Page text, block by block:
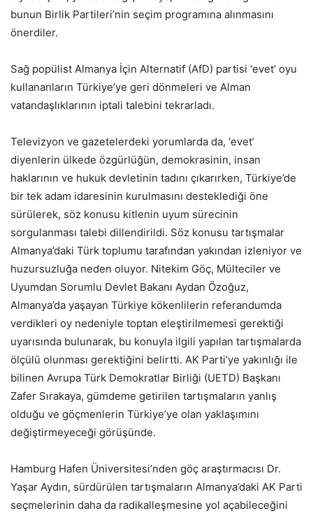
bunun Birlik Partileri’nin seçim programına alınmasını
önerdiler.
Sağ popülist Almanya İçin Alternatif (AfD) partisi ‘evet’ oyu
kullananların Türkiye’ye geri dönmeleri ve Alman
vatandaşlıklarının iptali talebini tekrarladı.
Televizyon ve gazetelerdeki yorumlarda da, ‘evet’
diyenlerin ülkede özgürlüğün, demokrasinin, insan
haklarının ve hukuk devletinin tadını çıkarırken, Türkiye’de
bir tek adam idaresinin kurulmasını desteklediği öne
sürülerek, söz konusu kitlenin uyum sürecinin
sorgulanması talebi dillendirildi. Söz konusu tartışmalar
Almanya’daki Türk toplumu tarafından yakından izleniyor ve
huzursuzluğa neden oluyor. Nitekim Göç, Mülteciler ve
Uyumdan Sorumlu Devlet Bakanı Aydan Özoğuz,
Almanya’da yaşayan Türkiye kökenlilerin referandumda
verdikleri oy nedeniyle toptan eleştirilmemesi gerektiği
uyarısında bulunarak, bu konuyla ilgili yapılan tartışmalarda
ölçülü olunması gerektiğini belirtti. AK Parti’ye yakınlığı ile
bilinen Avrupa Türk Demokratlar Birliği (UETD) Başkanı
Zafer Sırakaya, gümdeme getirilen tartışmaların yanlış
olduğu ve göçmenlerin Türkiye’ye olan yaklaşımını
değiştirmeyeceği görüşünde.
Hamburg Hafen Üniversitesi’nden göç araştırmacısı Dr.
Yaşar Aydın, sürdürülen tartışmaların Almanya’daki AK Parti
seçmelerinin daha da radikalleşmesine yol açabileceğini